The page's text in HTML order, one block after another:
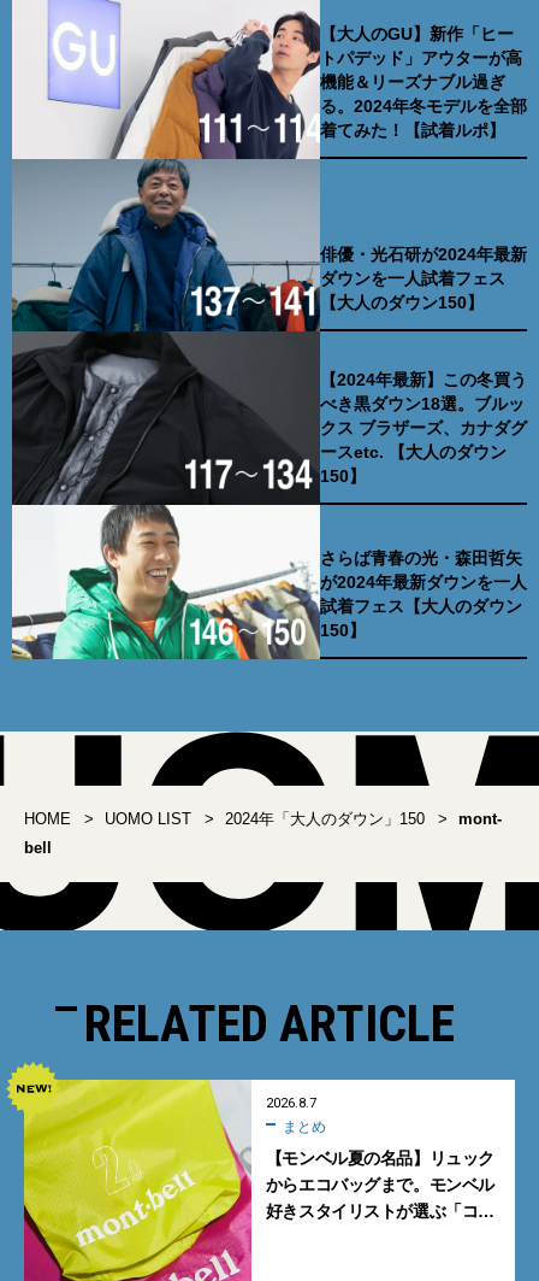
【大人のGU】新作「ヒー
トパデッド」アウターが高
機能＆リーズナブル過ぎ
る。2024年冬モデルを全部
着てみた！【試着ルポ】
俳優・光石研が2024年最新
ダウンを一人試着フェス
【大人のダウン150】
【2024年最新】この冬買う
べき黒ダウン18選。ブルッ
クス ブラザーズ、カナダグ
ースetc. 【大人のダウン
150】
さらば青春の光・森田哲矢
が2024年最新ダウンを一人
試着フェス【大人のダウン
150】
HOME UOMO LIST 2024年「大人のダウン」150
mont-
bell
RELATED ARTICLE
2026.8.7
まとめ
【モンベル夏の名品】リュック
からエコバッグまで。モンベル
好きスタイリストが選ぶ「コス